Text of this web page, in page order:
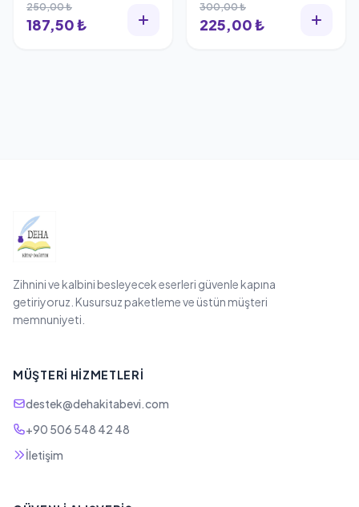
250,00 ₺
187,50 ₺
300,00 ₺
225,00 ₺
Zihnini ve kalbini besleyecek eserleri güvenle kapına
getiriyoruz. Kusursuz paketleme ve üstün müşteri
memnuniyeti.
MÜŞTERI HIZMETLERI
destek@dehakitabevi.com
+90 506 548 42 48
İletişim